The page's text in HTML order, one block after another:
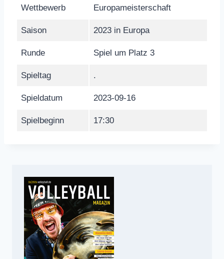
Wettbewerb Europameisterschaft
Saison 2023 in Europa
Runde Spiel um Platz 3
Spieltag .
Spieldatum 2023-09-16
Spielbeginn 17:30